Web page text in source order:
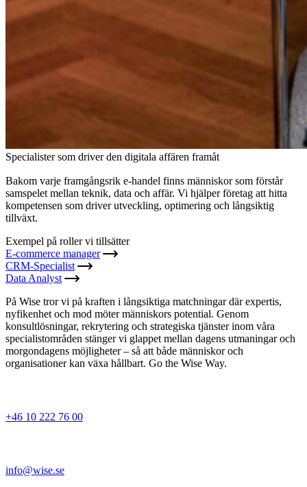
Specialister som driver den digitala affären framåt
Bakom varje framgångsrik e-handel finns människor som förstår
samspelet mellan teknik, data och affär. Vi hjälper företag att hitta
kompetensen som driver utveckling, optimering och långsiktig
tillväxt.
Exempel på roller vi tillsätter
E-commerce manager
CRM-Specialist
Data Analyst
På Wise tror vi på kraften i långsiktiga matchningar där expertis,
nyfikenhet och mod möter människors potential. Genom
konsultlösningar, rekrytering och strategiska tjänster inom våra
specialistområden stänger vi glappet mellan dagens utmaningar och
morgondagens möjligheter – så att både människor och
organisationer kan växa hållbart. Go the Wise Way.
+46 10 222 76 00
info@wise.se